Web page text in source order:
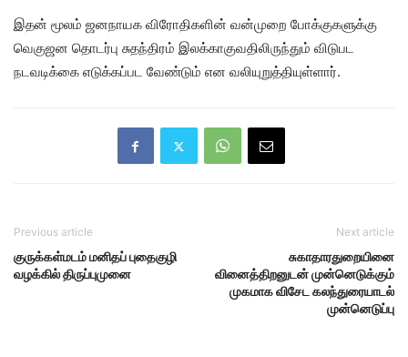
இதன் மூலம் ஜனநாயக விரோதிகளின் வன்முறை போக்குகளுக்கு
வெகுஜன தொடர்பு சுதந்திரம் இலக்காகுவதிலிருந்தும் விடுபட
நடவடிக்கை எடுக்கப்பட வேண்டும் என வலியுறுத்தியுள்ளார்.
Previous article
குருக்கள்மடம் மனிதப் புதைகுழி
வழக்கில் திருப்புமுனை
Next article
சுகாதாரதுறையினை
வினைத்திறனுடன் முன்னெடுக்கும்
முகமாக விசேட கலந்துரையாடல்
முன்னெடுப்பு